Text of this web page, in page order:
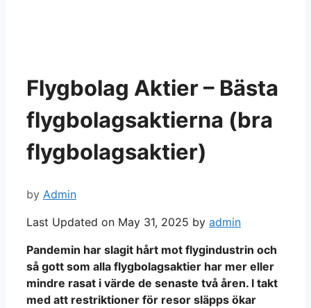
Flygbolag Aktier – Bästa
flygbolagsaktierna (bra
flygbolagsaktier)
by Admin
Last Updated on May 31, 2025 by admin
Pandemin har slagit hårt mot flygindustrin och
så gott som alla flygbolagsaktier har mer eller
mindre rasat i värde de senaste två åren. I takt
med att restriktioner för resor släpps ökar